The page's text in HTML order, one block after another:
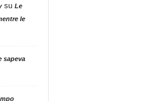
su Le
le
sapeva